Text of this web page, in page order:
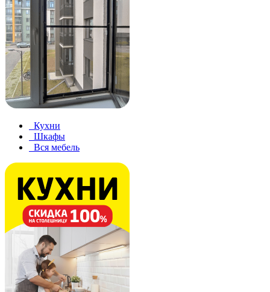
Кухни
Шкафы
Вся мебель